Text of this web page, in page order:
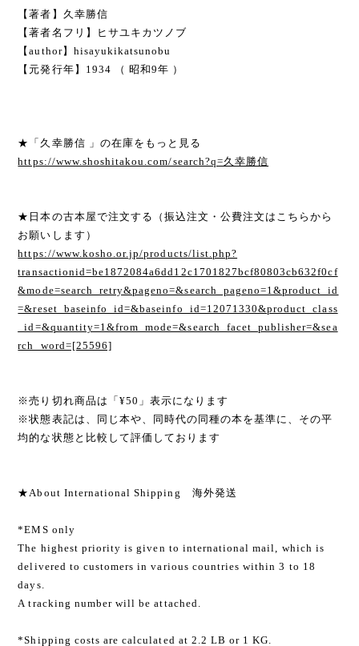
【著者】久幸勝信
【著者名フリ】ヒサユキカツノブ
【author】hisayukikatsunobu
【元発行年】1934 （ 昭和9年 ）
★「久幸勝信 」の在庫をもっと見る
https://www.shoshitakou.com/search?q=久幸勝信
★日本の古本屋で注文する（振込注文・公費注文はこちらから
お願いします）
https://www.kosho.or.jp/products/list.php?
transactionid=be1872084a6dd12c1701827bcf80803cb632f0cf
&mode=search_retry&pageno=&search_pageno=1&product_id
=&reset_baseinfo_id=&baseinfo_id=12071330&product_class
_id=&quantity=1&from_mode=&search_facet_publisher=&sea
rch_word=[25596]
※売り切れ商品は「¥50」表示になります
※状態表記は、同じ本や、同時代の同種の本を基準に、その平
均的な状態と比較して評価しております
★About International Shipping 海外発送
*EMS only
The highest priority is given to international mail, which is
delivered to customers in various countries within 3 to 18
days.
A tracking number will be attached.
*Shipping costs are calculated at 2.2 LB or 1 KG.